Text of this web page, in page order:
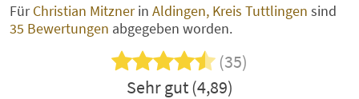
FürChristian Mitznerin Aldingen, Kreis Tuttlingen sind
35 Bewertungen abgegeben worden.
(35)
Sehr gut (4,89)